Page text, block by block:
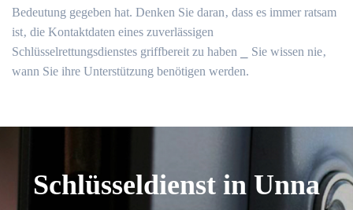
Bedeutung gegeben hat. Denken Sie daran‚ dass es immer ratsam
ist‚ die Kontaktdaten eines zuverlässigen
Schlüsselrettungsdienstes griffbereit zu haben ⎯ Sie wissen nie‚
wann Sie ihre Unterstützung benötigen werden.​
Schlüsseldienst in Unna